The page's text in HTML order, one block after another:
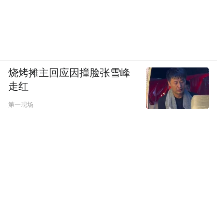
烧烤摊主回应因撞脸张雪峰
走红
第一现场